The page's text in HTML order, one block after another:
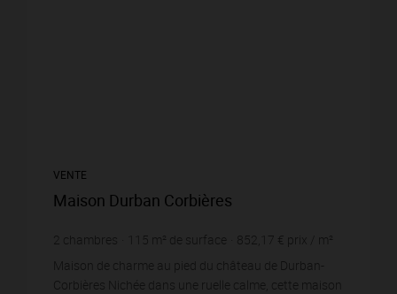
VENTE
Maison Durban Corbières
2 chambres 115 m² de surface 852,17 € prix / m²
Maison de charme au pied du château de Durban-
Corbières Nichée dans une ruelle calme, cette maison